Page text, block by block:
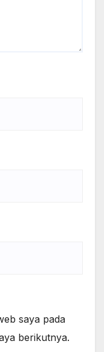
saya pada
berikutnya.